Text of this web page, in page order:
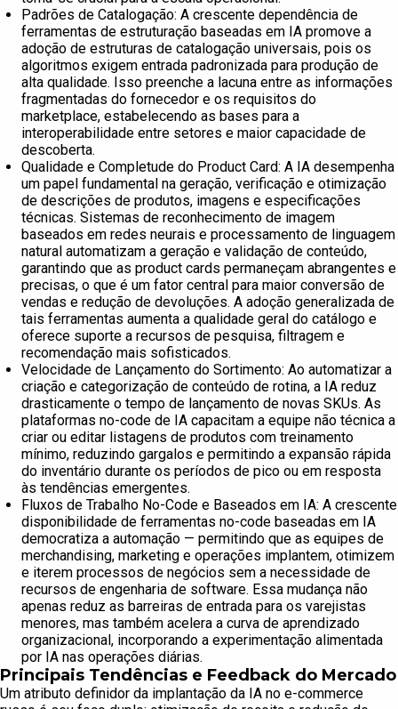
Padrões de Catalogação: A crescente dependência de
ferramentas de estruturação baseadas em IA promove a
adoção de estruturas de catalogação universais, pois os
algoritmos exigem entrada padronizada para produção de
alta qualidade. Isso preenche a lacuna entre as informações
fragmentadas do fornecedor e os requisitos do
marketplace, estabelecendo as bases para a
interoperabilidade entre setores e maior capacidade de
descoberta.
Qualidade e Completude do Product Card: A IA desempenha
um papel fundamental na geração, verificação e otimização
de descrições de produtos, imagens e especificações
técnicas. Sistemas de reconhecimento de imagem
baseados em redes neurais e processamento de linguagem
natural automatizam a geração e validação de conteúdo,
garantindo que as product cards permaneçam abrangentes e
precisas, o que é um fator central para maior conversão de
vendas e redução de devoluções. A adoção generalizada de
tais ferramentas aumenta a qualidade geral do catálogo e
oferece suporte a recursos de pesquisa, filtragem e
recomendação mais sofisticados.
Velocidade de Lançamento do Sortimento: Ao automatizar a
criação e categorização de conteúdo de rotina, a IA reduz
drasticamente o tempo de lançamento de novas SKUs. As
plataformas no-code de IA capacitam a equipe não técnica a
criar ou editar listagens de produtos com treinamento
mínimo, reduzindo gargalos e permitindo a expansão rápida
do inventário durante os períodos de pico ou em resposta
às tendências emergentes.
Fluxos de Trabalho No-Code e Baseados em IA: A crescente
disponibilidade de ferramentas no-code baseadas em IA
democratiza a automação — permitindo que as equipes de
merchandising, marketing e operações implantem, otimizem
e iterem processos de negócios sem a necessidade de
recursos de engenharia de software. Essa mudança não
apenas reduz as barreiras de entrada para os varejistas
menores, mas também acelera a curva de aprendizado
organizacional, incorporando a experimentação alimentada
por IA nas operações diárias.
Principais Tendências e Feedback do Mercado
Um atributo definidor da implantação da IA no e-commerce